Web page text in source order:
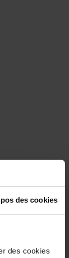
des cookies
des cookies